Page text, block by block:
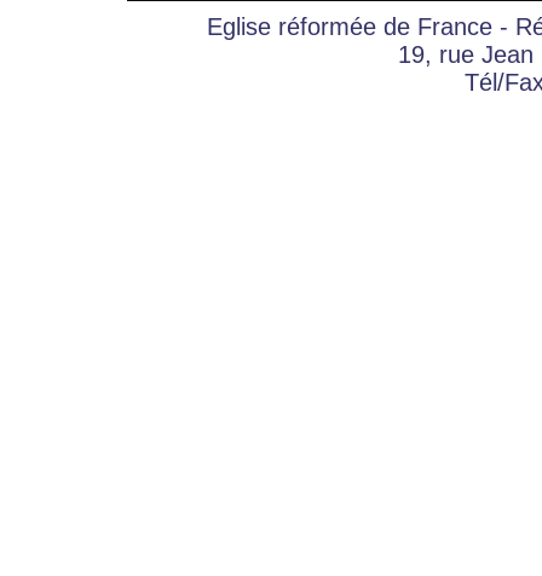
Eglise réformée de France -
19, rue Jean
Tél/